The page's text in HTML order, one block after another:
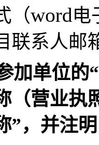
（word电
联系人邮
加单位的“
（营业执
”，并注